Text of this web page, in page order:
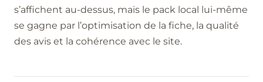
s’affichent au-dessus, mais le pack local lui-même
se gagne par l’optimisation de la fiche, la qualité
des avis et la cohérence avec le site.